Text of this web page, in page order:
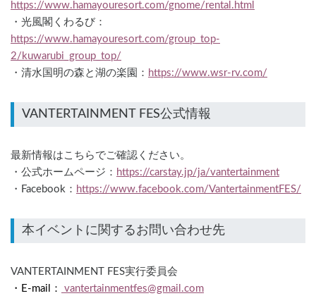
https://www.hamayouresort.com/gnome/rental.html
・光風閣くわるび：
https://www.hamayouresort.com/group_top-
2/kuwarubi_group_top/
・清水国明の森と湖の楽園： https://www.wsr-rv.com/
最新情報はこちらでご確認ください。
・公式ホームページ： https://carstay.jp/ja/vantertainment
・Facebook： https://www.facebook.com/VantertainmentFES/
VANTERTAINMENT FES実行委員会
・E-mail：
vantertainmentfes@gmail.com